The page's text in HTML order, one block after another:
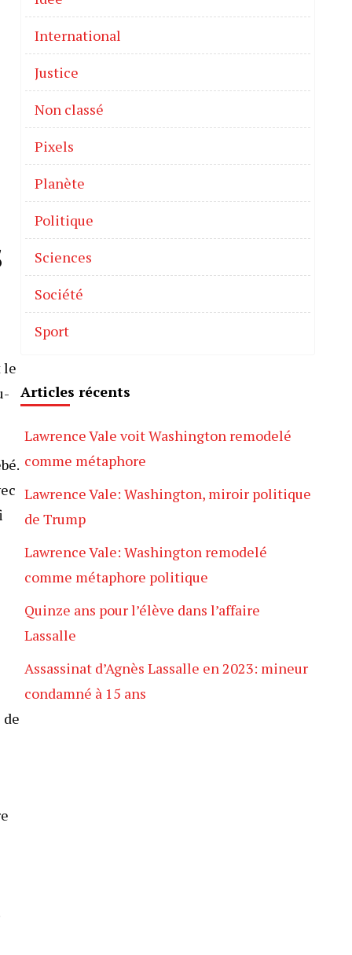
le
International
Justice
Non classé
Pixels
Planète
Politique
Sciences
Société
Sport
Articles récents
Lawrence Vale voit Washington remodelé
comme métaphore
Lawrence Vale: Washington, miroir politique
de Trump
Lawrence Vale: Washington remodelé
comme métaphore politique
Quinze ans pour l’élève dans l’affaire
Lassalle
Assassinat d’Agnès Lassalle en 2023: mineur
condamné à 15 ans